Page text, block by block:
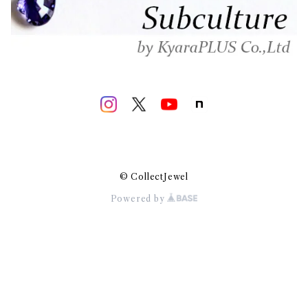
© CollectJewel
Powered by